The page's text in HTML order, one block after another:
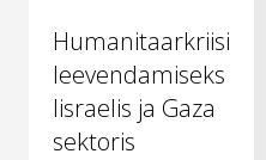
Humanitaarkriisi
leevendamiseks
Iisraelis ja Gaza
sektoris